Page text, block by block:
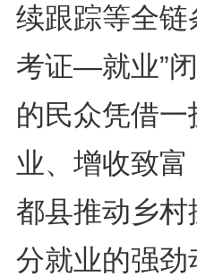
续跟踪等全
考证—就业”
的民众凭借
业、增收致
都县推动乡
分就业的强劲